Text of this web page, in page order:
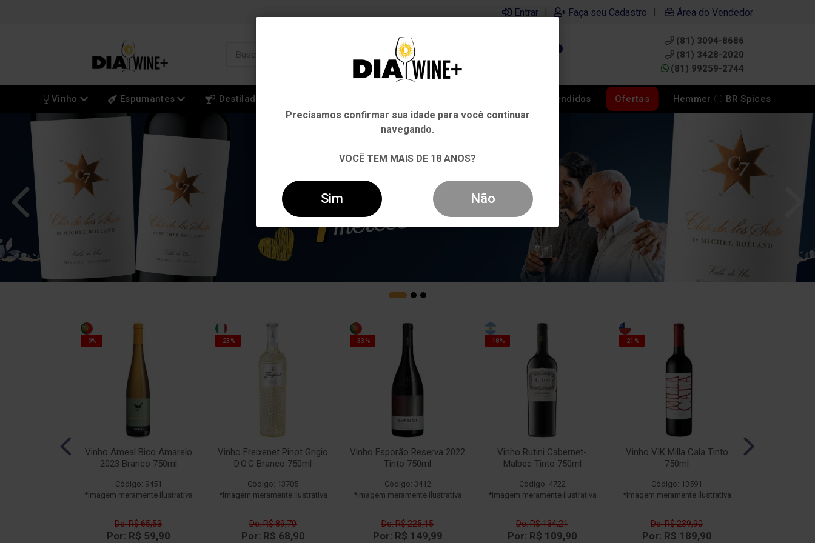
Entrar | Faça seu Cadastro | Área do Vendedor
(81) 3094-8686
(81) 3428-2020
(81) 99259-2744
Vinho Espumantes Destilados Cervejas Kits Departamentos Mais Vendidos Ofertas Hemmer 〇 BR Spices
-9%
Vinho Ameal Bico Amarelo
2023 Branco 750ml
Código: 9451
*Imagem meramente ilustrativa
De: R$ 65,53
Por: R$ 59,90
-23%
Vinho Freixenet Pinot Grigio
D.O.C Branco 750ml
Código: 13705
*Imagem meramente ilustrativa
De: R$ 89,70
Por: R$ 68,90
-33%
Vinho Esporão Reserva 2022
Tinto 750ml
Código: 3412
*Imagem meramente ilustrativa
De: R$ 225,15
Por: R$ 149,99
-18%
Vinho Rutini Cabernet-
Malbec Tinto 750ml
Código: 4722
*Imagem meramente ilustrativa
De: R$ 134,21
Por: R$ 109,90
-21%
Vinho VIK Milla Cala Tinto
750ml
Código: 13591
*Imagem meramente ilustrativa
De: R$ 239,90
Por: R$ 189,90
Em que Estado você está?
Pernambuco
Outros Estados
Precisamos confirmar sua idade para você continuar
navegando.
VOCÊ TEM MAIS DE 18 ANOS?
Sim Não